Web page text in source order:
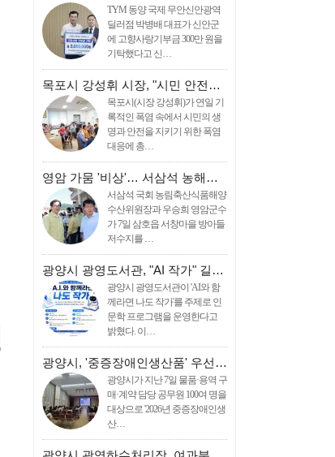
TYM 동양 국제 무안신안광역
딜러점 박병배 대표가 신안군
에 고향사랑기부금 300만 원을
기탁했다고 신…
목포시 강성휘 시장, "시민 안전…
목포시(시장 강성휘)가 연일 기
록적인 폭염 속에서 시민의 생
명과 안전을 지키기 위한 폭염
대응에 총…
영암 가뭄 '비상'… 서삼석 농해…
서삼석 국회 농림축산식품해양
수산위원장과 우승희 영암군수
가 7일 삼호읍 서창마을 방아들
저수지를 …
광양시 광영도서관, "AI 작가" 길…
광양시 광영도서관이 'AI와 함
께라면 나도 작가'를 주제로 인
문학 프로그램을 운영한다고
밝혔다. 이…
광양시, '중증장애인생산품' 우선…
광양시가 지난 7일 물품·용역 구
매·계약 담당 공무원 100여 명을
대상으로 '2026년 중증장애인생
산…